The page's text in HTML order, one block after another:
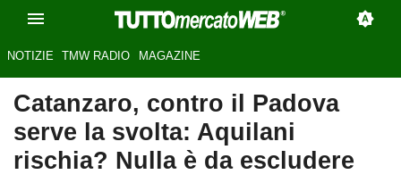
NOTIZIE TMW RADIO MAGAZINE
Catanzaro, contro il Padova
serve la svolta: Aquilani
rischia? Nulla è da escludere